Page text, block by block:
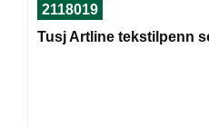
2118019
Tusj Artline tekstilpenn